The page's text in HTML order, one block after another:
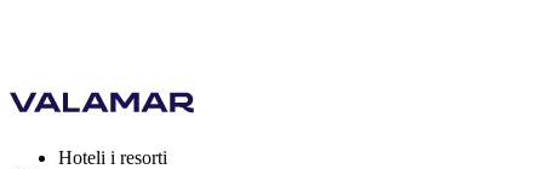
Hoteli i resorti